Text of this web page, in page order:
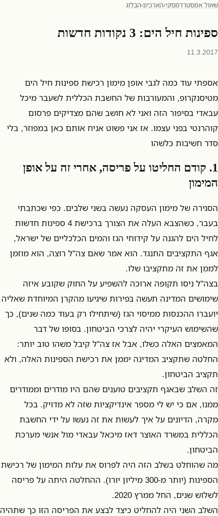
שאול אמסטרדמסקי›הארכיון›הבלוג
ספינות חיל הים: 3 נקודות חדשות
11.3.2017
אספתי עוד כמה לגבי אופן מימון רכישת ספינות חיל הים
מטיסנקרופ, והמעורבות של החשבת הכללית לשעבר מיכל
עבאדי בסיפור הזה ואני לא חושב שהם מצדיקים פרסום
קוהרנטי בפני עצמו. אז אני פשוט אניח אותם כאן במפוזר, בלי
סדר חשיבות כלשהו
1. קודם החליטו על פריסה, אחרי זה על אופן
המימון
הסגירה של מימון העסקה נעשה בשני שלבים. כפי שכתבתי
בעבר, כשהצבא העלה את הצורך ברכישת 4 ספינות חדשות
לחיל הים להגנה על קידוחי הגז והמים הכלכליים של ישראל,
אגף התקציבים התנגד. הוא אמר שאם צה"ל רוצה, הוא מוזמן
לממן את זה מתקציבו שלו.
בצה"ל ניסו תקופה ארוכה להשפיע על החוק שקובע איזה
שימושים המדינה תעשה בפירות שיגיעו מהקרן המיוחדת שאליה
יועברו ההכנסות ממיסוי הגז (שיתחילו רק בעוד כמה שנים), כך
שהשימוש העיקרי יהיה לצרכי הביטחון. בסופו של דבר
המאמצים האלה כשלו, אבל אז צה"ל קיבל משהו טוב יותר:
החלטה שתקציב המדינה יממן את רכישת הספינות האלה, ולא
תקציב הביטחון.
זה השלב שבאגף תקציבים טוענים שהם היו מודרים וממודרים
ממנו, אם כי יש לי מספר אינדיקציות שזה לא מדויק. בכל
מקרה, הדיונים על איך לעשות את זה נעשו על ידי החשבת
הכללית במשרד האוצר דאז מיכאל עבאדי מול אנשי מערכת
הביטחון.
מה שהוחלט בשלב הזה היה לפרוס את עלות המימון של רכישת
הספינות (יותר מ-300 מיליון יורו). ההחלטה היתה על פריסה
לשלוש שנים, החל ממרץ 2020.
השלב השני היה להחליט כיצד לבצע את הפריסה הזו כך שתהיה